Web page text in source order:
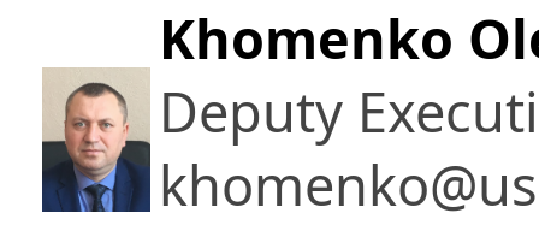
Khomenko
Deputy